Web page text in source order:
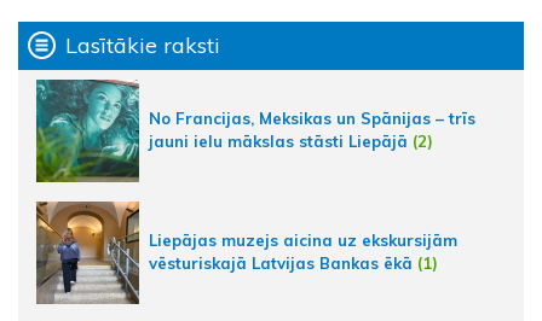
Lasītākie raksti
No Francijas, Meksikas un Spānijas – trīs
jauni ielu mākslas stāsti Liepājā (2)
Liepājas muzejs aicina uz ekskursijām
vēsturiskajā Latvijas Bankas ēkā (1)